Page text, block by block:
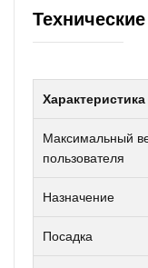
Характеристика
Максимальный
пользователя
Назначение
Посадка